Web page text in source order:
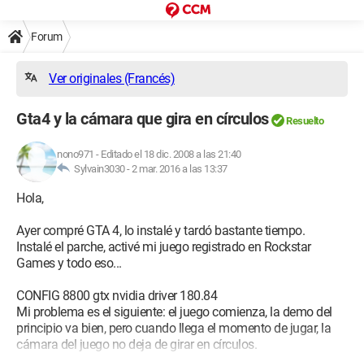
Forum
Ver originales (Francés)
Gta4 y la cámara que gira en círculos Resuelto
nono971 - Editado el 18 dic. 2008 a las 21:40
Sylvain3030 -2 mar. 2016 a las 13:37
Hola,
Ayer compré GTA 4, lo instalé y tardó bastante tiempo.
Instalé el parche, activé mi juego registrado en Rockstar
Games y todo eso...
CONFIG 8800 gtx nvidia driver 180.84
Mi problema es el siguiente: el juego comienza, la demo del
principio va bien, pero cuando llega el momento de jugar, la
cámara del juego no deja de girar en círculos.